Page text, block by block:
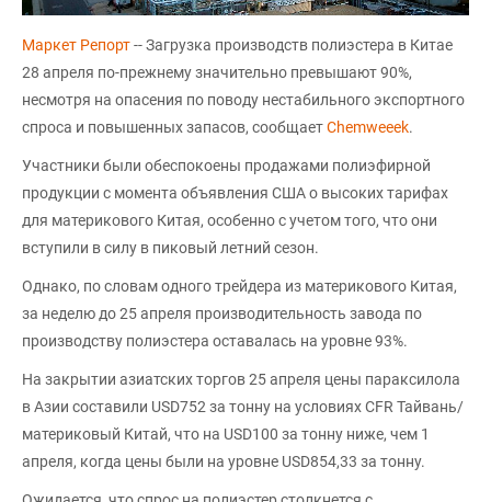
Маркет Репорт-- Загрузка производств полиэстера в Китае
28 апреля по-прежнему значительно превышают 90%,
несмотря на опасения по поводу нестабильного экспортного
спроса и повышенных запасов, сообщаетChemweeek.
Участники были обеспокоены продажами полиэфирной
продукции с момента объявления США о высоких тарифах
для материкового Китая, особенно с учетом того, что они
вступили в силу в пиковый летний сезон.
Однако, по словам одного трейдера из материкового Китая,
за неделю до 25 апреля производительность завода по
производству полиэстера оставалась на уровне 93%.
На закрытии азиатских торгов 25 апреля цены параксилола
в Азии составили USD752 за тонну на условиях CFR Тайвань/
материковый Китай, что на USD100 за тонну ниже, чем 1
апреля, когда цены были на уровне USD854,33 за тонну.